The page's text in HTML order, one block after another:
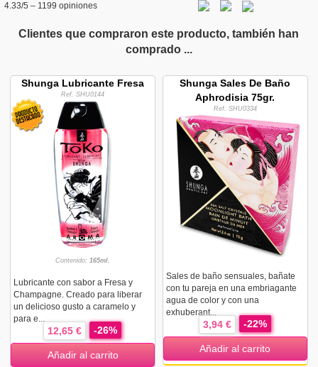
4.33/5 – 1199 opiniones
Clientes que compraron este producto, también han
comprado ...
Shunga Lubricante Fresa
Ref. SHU0144
Contenido:165ml.
Lubricante con sabor a Fresa y
Champagne. Creado para liberar
un delicioso gusto a caramelo y
para e...
12,65 € -26%
Añadir al carrito
Shunga Sales De Baño
Aphrodisia 75gr.
Ref. SHU0334
Sales de baño sensuales, bañate
con tu pareja en una embriagante
agua de color y con una
exhuberant...
3,94 € -22%
Añadir al carrito